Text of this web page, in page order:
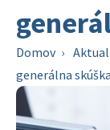
Domov ›
generálna skúška